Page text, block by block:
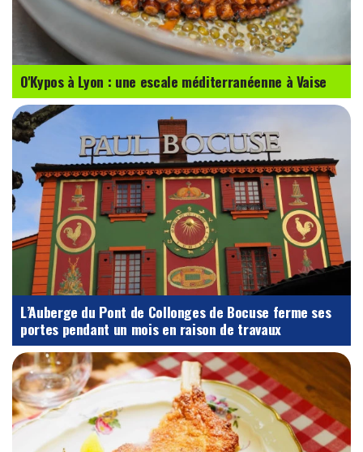
O'Kypos à Lyon : une escale méditerranéenne à Vaise
L’Auberge du Pont de Collonges de Bocuse ferme ses
portes pendant un mois en raison de travaux